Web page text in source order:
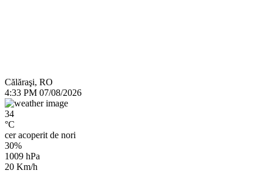
Călăraşi, RO
4:33 PM 07/08/2026
34
°C
cer acoperit de nori
30%
1009 hPa
20 Km/h